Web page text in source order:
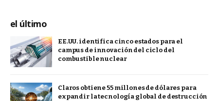
el último
EE.UU. identifica cinco estados para el
campus de innovación del ciclo del
combustible nuclear
Claros obtiene 55 millones de dólares para
expandir la tecnología global de destrucción